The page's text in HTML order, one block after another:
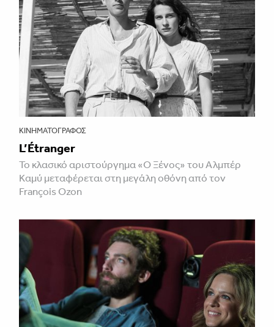
ΚΙΝΗΜΑΤΟΓΡΆΦΟΣ
L’Étranger
Το κλασικό αριστούργημα «Ο Ξένος» του Αλμπέρ
Καμύ μεταφέρεται στη μεγάλη οθόνη από τον
François Ozon